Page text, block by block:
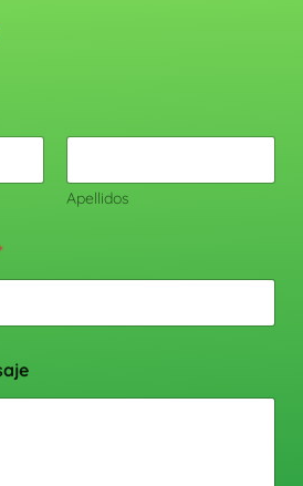
Apellidos